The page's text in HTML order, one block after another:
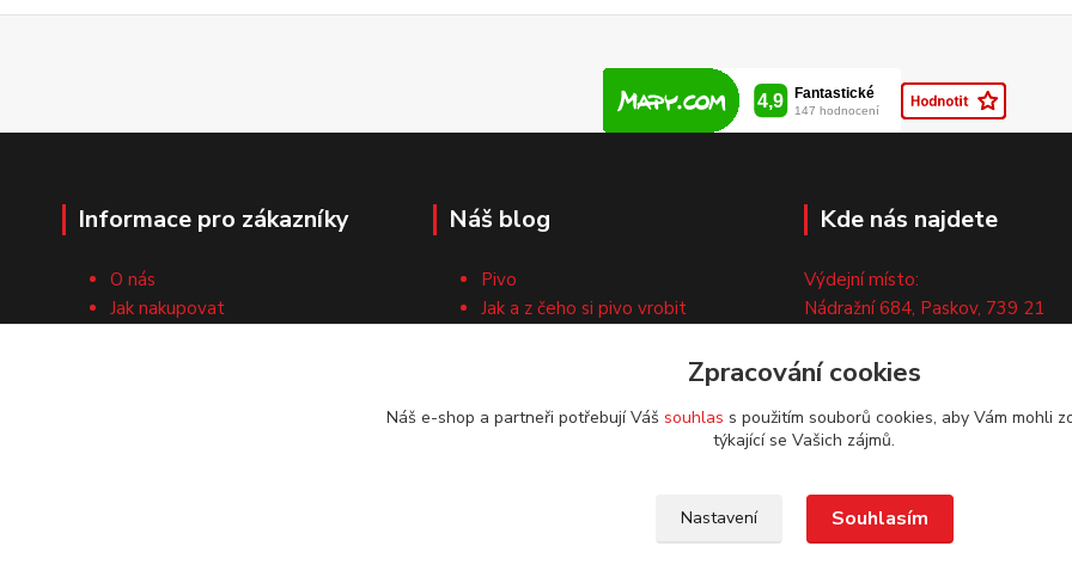
Informace pro zákazníky
O nás
Jak nakupovat
Náš blog
Pivo
Jak a z čeho si pivo vrobit
Kde nás najdete
Výdejní místo:
Nádražní 684, Paskov, 739 21
Pouze po předchozí tel. domluvě.
Zpracování cookies
Náš e-shop a partneři potřebují Váš souhlas s použitím souborů cookies, aby Vám mohli
týkající se Vašich zájmů.
Nastavení Souhlasím